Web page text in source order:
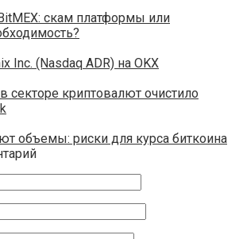
скам платформы или
Inc. (Nasdaq ADR) на OKX
секторе криптовалют очистило
объемы: риски для курса биткоина